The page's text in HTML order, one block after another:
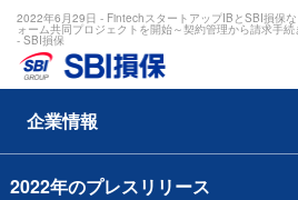
2022年6月29日 - FintechスタートアップIBとSBI損保
ォーム共同プロジェクトを開始～契約管理から請求手
- SBI損保
企業情報
2022年のプレスリリース